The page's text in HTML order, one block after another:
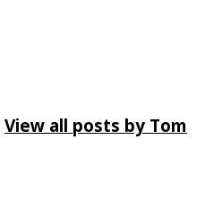
View all posts by Tom